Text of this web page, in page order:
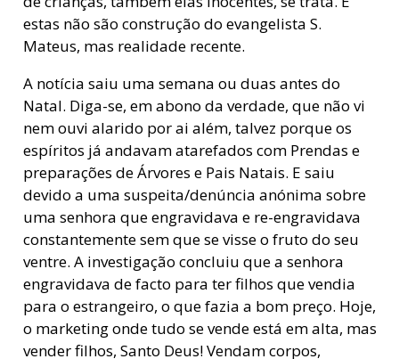
estas não são construção do evangelista S.
Mateus, mas realidade recente.
A notícia saiu uma semana ou duas antes do
Natal. Diga-se, em abono da verdade, que não vi
nem ouvi alarido por ai além, talvez porque os
espíritos já andavam atarefados com Prendas e
preparações de Árvores e Pais Natais. E saiu
devido a uma suspeita/denúncia anónima sobre
uma senhora que engravidava e re-engravidava
constantemente sem que se visse o fruto do seu
ventre. A investigação concluiu que a senhora
engravidava de facto para ter filhos que vendia
para o estrangeiro, o que fazia a bom preço. Hoje,
o marketing onde tudo se vende está em alta, mas
vender filhos, Santo Deus! Vendam corpos,